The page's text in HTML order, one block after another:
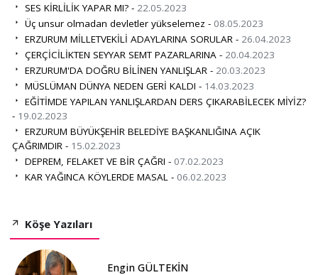
SES KİRLİLİK YAPAR MI? - 22.05.2023
Üç unsur olmadan devletler yükselemez - 08.05.2023
ERZURUM MİLLETVEKİLİ ADAYLARINA SORULAR - 26.04.2023
ÇERÇİCİLİKTEN SEYYAR SEMT PAZARLARINA - 20.04.2023
ERZURUM'DA DOĞRU BİLİNEN YANLIŞLAR - 20.03.2023
MÜSLÜMAN DÜNYA NEDEN GERİ KALDI - 14.03.2023
EĞİTİMDE YAPILAN YANLIŞLARDAN DERS ÇIKARABİLECEK MİYİZ?
- 19.02.2023
ERZURUM BÜYÜKŞEHİR BELEDİYE BAŞKANLIĞINA AÇIK
ÇAĞRIMDIR - 15.02.2023
DEPREM, FELAKET VE BİR ÇAĞRI - 07.02.2023
KAR YAĞINCA KÖYLERDE MASAL - 06.02.2023
Köşe Yazıları
Engin GÜLTEKİN